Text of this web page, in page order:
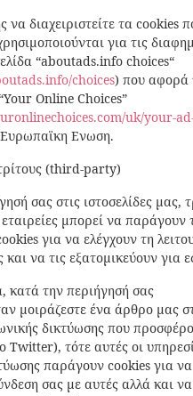
να διαχειριστείτε τα cookies
για τις
“aboutads.info choices“
choices) που αφορά
Online Choices”
uk/your-
Ενωση.
(third-party)
σας στις ιστοσελίδες μας,
μπορεί να παράγουν
για να ελέγχουν τη
να τις εξατομικεύουν για
κατά την περιήγησή σας
μοιράζεστε ένα άρθρο μας
δικτύωσης που
Twitter), τότε αυτές οι
παράγουν cookies για να
σας με αυτές αλλά και να